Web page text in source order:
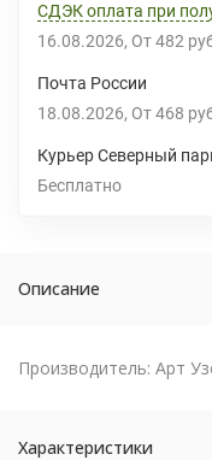
СДЭК оплата при
16.08.2026 От 482
Почта России
18.08.2026 От 468
Курьер Северный
Бесплатно
Описание
Производитель: Арт
Характеристики